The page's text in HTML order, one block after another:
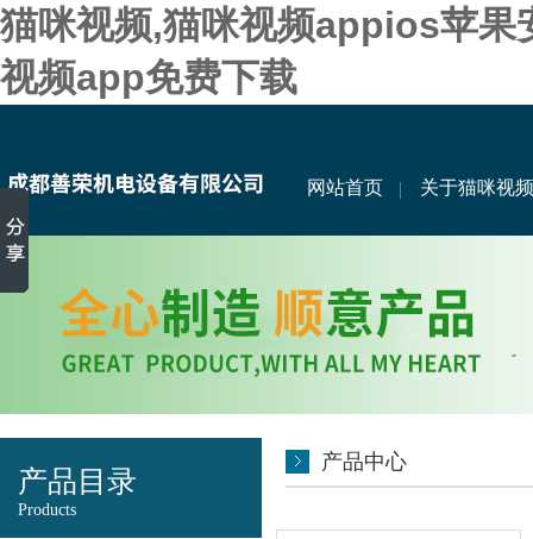
猫咪视频,猫咪视频appios苹果
视频app免费下载
网站首页 关于猫咪视频
产品目录
Products
产品中心